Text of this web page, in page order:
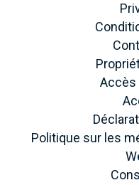
Accès
Politique sur les